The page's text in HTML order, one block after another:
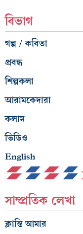
বিভাগ
গল্প / কবিতা
প্রবন্ধ
শিল্পকলা
আরামকেদারা
কলাম
ভিডিও
English
সাম্প্রতিক লেখা
ক্লান্তি আমার